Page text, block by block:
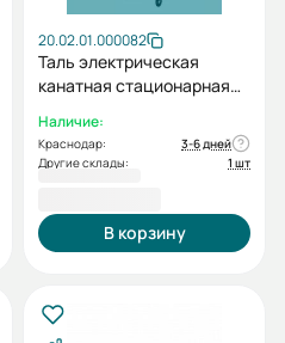
20.02.01.000082
Таль электрическая
канатная стационарная
9м) (без шкафа
управления)
Наличие:
Краснодар:
3-6 дней
Другие склады:
1 шт
В корзину